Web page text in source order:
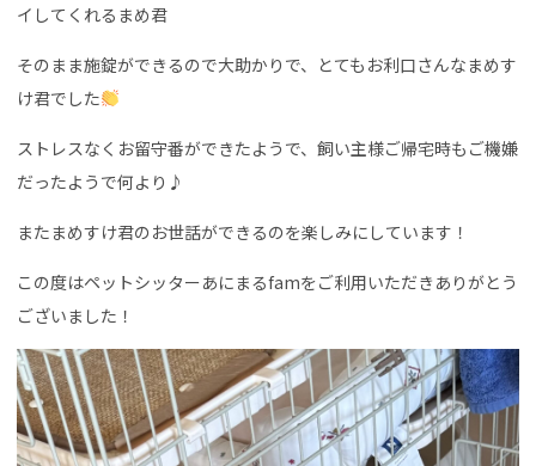
イしてくれるまめ君
そのまま施錠ができるので大助かりで、とてもお利口さんなまめす
け君でした
ストレスなくお留守番ができたようで、飼い主様ご帰宅時もご機嫌
だったようで何より♪
またまめすけ君のお世話ができるのを楽しみにしています！
この度はペットシッターあにまるfamをご利用いただきありがとう
ございました！